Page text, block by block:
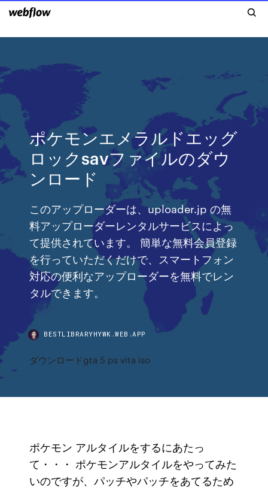
ポケモンエメラルドエッグ
ロックsavファイルのダウ
ンロード
このアップローダーは、uploader.jp の無
料アップローダーレンタルサービスによっ
て提供されています。 簡単な無料会員登録
を行っていただくだけで、スマートフォン
対応の便利なアップローダーを無料でレン
タルできます。
BESTLIBRARYHYWK.WEB.APP
ダウンロードgta 5 ps vita iso
ポケモン アルタイルをするにあたっ
て・・・ ポケモンアルタイルをやってみた
いのですが、パッチやパッチをあてるため